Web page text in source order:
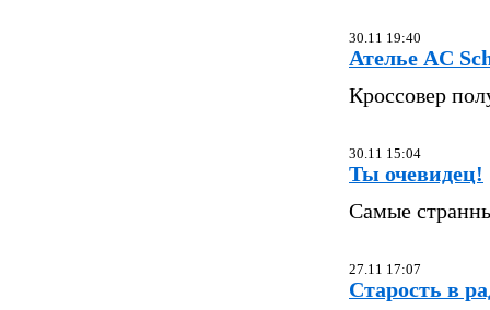
30.11 19:40
Ателье AC
Кроссовер
30.11 15:04
Ты очевидец!
Самые
27.11 17:07
Старость в